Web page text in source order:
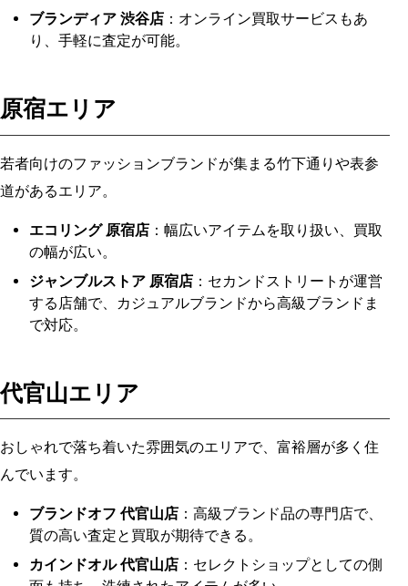
ブランディア 渋谷店 ：オンライン買取サービスもあ
り、手軽に査定が可能。
原宿エリア
若者向けのファッションブランドが集まる竹下通りや表参
道があるエリア。
エコリング 原宿店 ：幅広いアイテムを取り扱い、買取
の幅が広い。
ジャンブルストア 原宿店 ：セカンドストリートが運営
する店舗で、カジュアルブランドから高級ブランドま
で対応。
代官山エリア
おしゃれで落ち着いた雰囲気のエリアで、富裕層が多く住
んでいます。
ブランドオフ 代官山店 ：高級ブランド品の専門店で、
質の高い査定と買取が期待できる。
カインドオル 代官山店 ：セレクトショップとしての側